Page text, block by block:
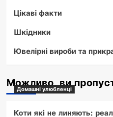
Цікаві факти
Шкідники
Ювелірні вироби та
Можливо, ви
Домашні улюбленці
Коти які не линяють: